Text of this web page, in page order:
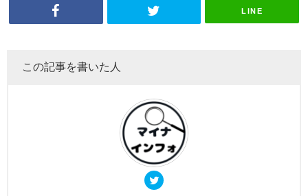
LINE
この記事を書いた人